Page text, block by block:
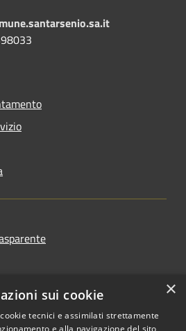
×
sui cookie
tecnici e assimilati strettamente
e alla navigazione del sito,